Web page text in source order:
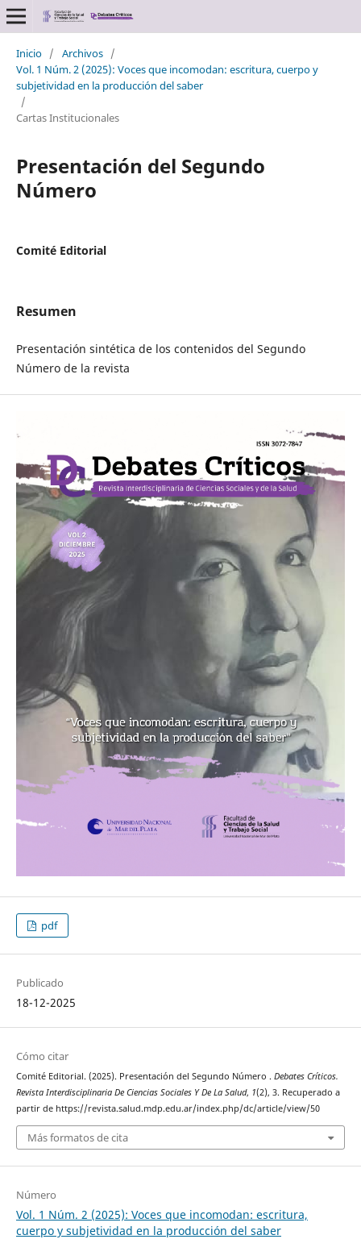
Inicio / Archivos /
Vol. 1 Núm. 2 (2025): Voces que incomodan: escritura, cuerpo y
subjetividad en la producción del saber
/
Cartas Institucionales
Presentación del Segundo
Número
Comité Editorial
Resumen
Presentación sintética de los contenidos del Segundo
Número de la revista
pdf
Publicado
18-12-2025
Cómo citar
Comité Editorial. (2025). Presentación del Segundo Número . Debates Críticos.
Revista Interdisciplinaria De Ciencias Sociales Y De La Salud, 1(2), 3. Recuperado a
partir de https://revista.salud.mdp.edu.ar/index.php/dc/article/view/50
Más formatos de cita
Número
Vol. 1 Núm. 2 (2025): Voces que incomodan: escritura,
cuerpo y subjetividad en la producción del saber